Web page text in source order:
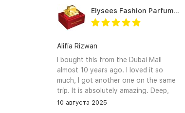
Elysees Fashion Parfums Purity Vanilla
Alifia Rizwan
I bought this from the Dubai Mall
almost 10 years ago. I loved it so
much, I got another one on the same
trip. It is absolutely amazing. Deep,
enchanting notes that linger on the
10 августа 2025